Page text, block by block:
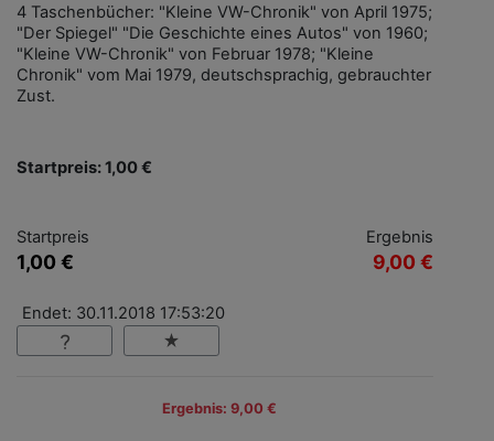
4 Taschenbücher: "Kleine VW-Chronik" von April 1975;
"Der Spiegel" "Die Geschichte eines Autos" von 1960;
"Kleine VW-Chronik" von Februar 1978; "Kleine
Chronik" vom Mai 1979, deutschsprachig, gebrauchter
Zust.
Startpreis: 1,00 €
Startpreis
1,00 €
Ergebnis
9,00 €
Endet: 30.11.2018 17:53:20
Ergebnis: 9,00 €